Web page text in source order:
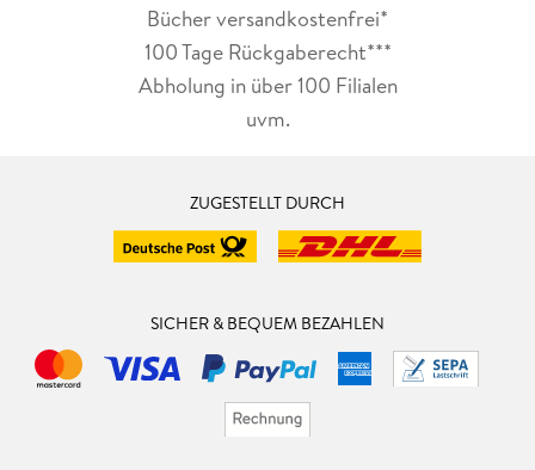
Bücher versandkostenfrei*
100 Tage Rückgaberecht***
Abholung in über 100 Filialen
uvm.
ZUGESTELLT DURCH
SICHER & BEQUEM BEZAHLEN